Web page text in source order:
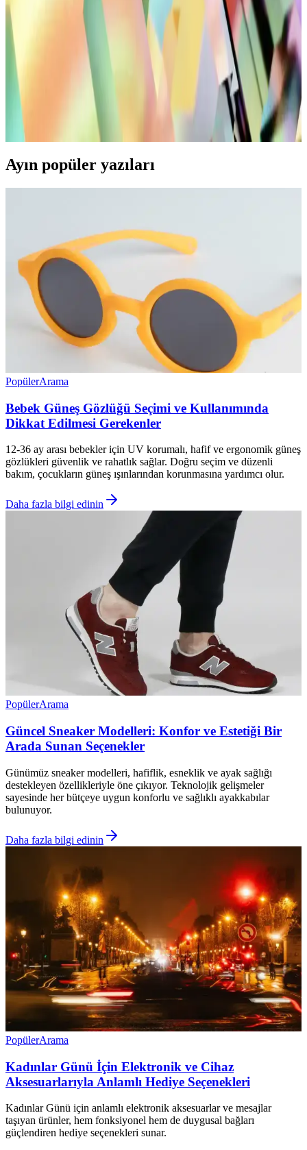
Modern yaşamda düğün ve spor tarzları, teknolojik ürünlerle
birleşerek kişisel tarz ve konforu ön plana çıkarıyor. Güncel trendler
ve yenilikçi aksesuarlar hakkında detaylar.
Günlük Şık Siyah Sneakerlar: Modern Tarz ve
Konforun Buluşması
Modern tasarımlı siyah sneakerlar, rahatlık ve şıklığı bir arada sunar.
Deri veya sentetik malzemelerle dayanıklı ve estetik, çeşitli
kıyafetlerle uyum sağlayan bu ayakkabılar, günlük stilinizi tamamlar.
Ayın popüler yazıları
PopülerArama
Bebek Güneş Gözlüğü Seçimi ve Kullanımında
Dikkat Edilmesi Gerekenler
12-36 ay arası bebekler için UV korumalı, hafif ve ergonomik güneş
gözlükleri güvenlik ve rahatlık sağlar. Doğru seçim ve düzenli
bakım, çocukların güneş ışınlarından korunmasına yardımcı olur.
Daha fazla bilgi edinin
PopülerArama
Güncel Sneaker Modelleri: Konfor ve Estetiği Bir
Arada Sunan Seçenekler
Günümüz sneaker modelleri, hafiflik, esneklik ve ayak sağlığı
destekleyen özellikleriyle öne çıkıyor. Teknolojik gelişmeler
sayesinde her bütçeye uygun konforlu ve sağlıklı ayakkabılar
bulunuyor.
Daha fazla bilgi edinin
PopülerArama
Kadınlar Günü İçin Elektronik ve Cihaz
Aksesuarlarıyla Anlamlı Hediye Seçenekleri
Kadınlar Günü için anlamlı elektronik aksesuarlar ve mesajlar
taşıyan ürünler, hem fonksiyonel hem de duygusal bağları
güçlendiren hediye seçenekleri sunar.